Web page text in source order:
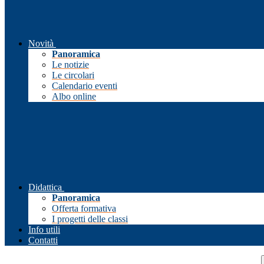
Novità
Panoramica
Le notizie
Le circolari
Calendario eventi
Albo online
Didattica
Panoramica
Offerta formativa
I progetti delle classi
Info utili
Contatti